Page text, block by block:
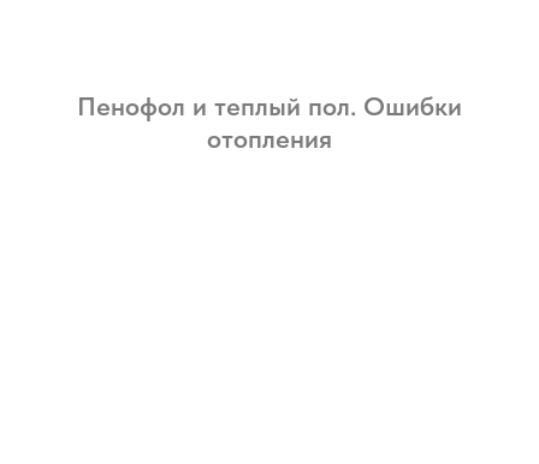
Пенофол и теплый пол. Ошибки
отопления